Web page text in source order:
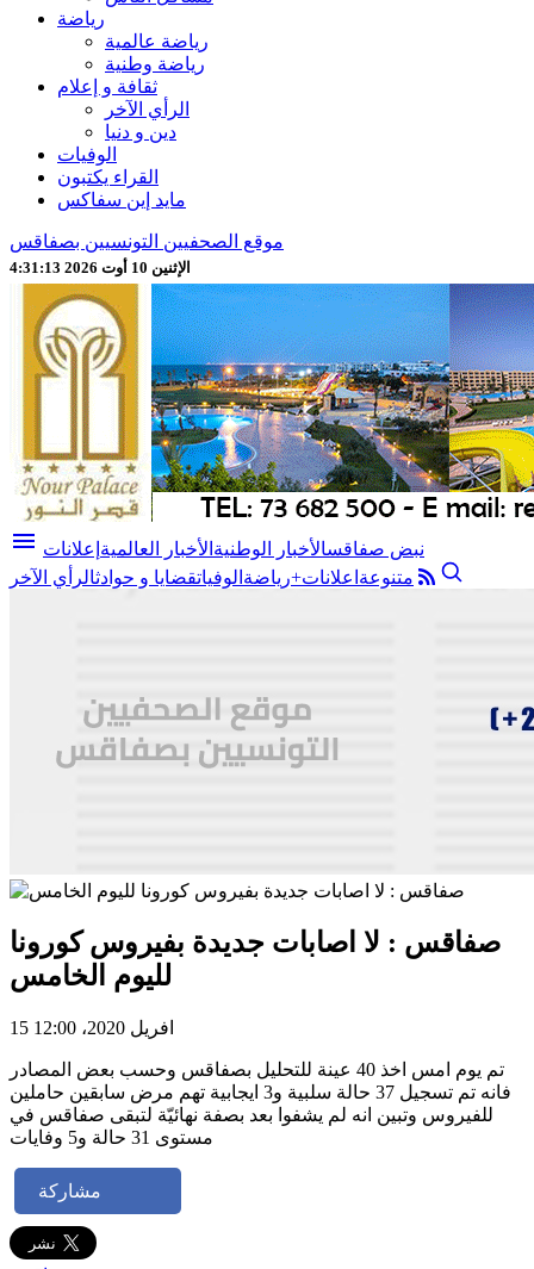
رياضة
رياضة عالمية
رياضة وطنية
ثقافة و إعلام
الرأي الآخر
دين و دنيا
الوفيات
القراء يكتبون
مايد إين سفاكس
موقع الصحفيين التونسيين بصفاقس
الإثنين 10 أوت 2026 4:31:15
menu نبض صفاقسالأخبار الوطنية الأخبار العالمية إعلانات
متنوعة اعلانات+رياضة الوفياتقضايا و حوادثالرأي الآخر
صفاقس : لا اصابات جديدة بفيروس كورونا
لليوم الخامس
15 افريل 2020، 12:00
تم يوم امس اخذ 40 عينة للتحليل بصفاقس وحسب بعض المصادر
فانه تم تسجيل 37 حالة سلبية و3 ايجابية تهم مرض سابقين حاملين
للفيروس وتبين انه لم يشفوا بعد بصفة نهائيّة لتبقى صفاقس في
مستوى 31 حالة و5 وفايات
مشاركة